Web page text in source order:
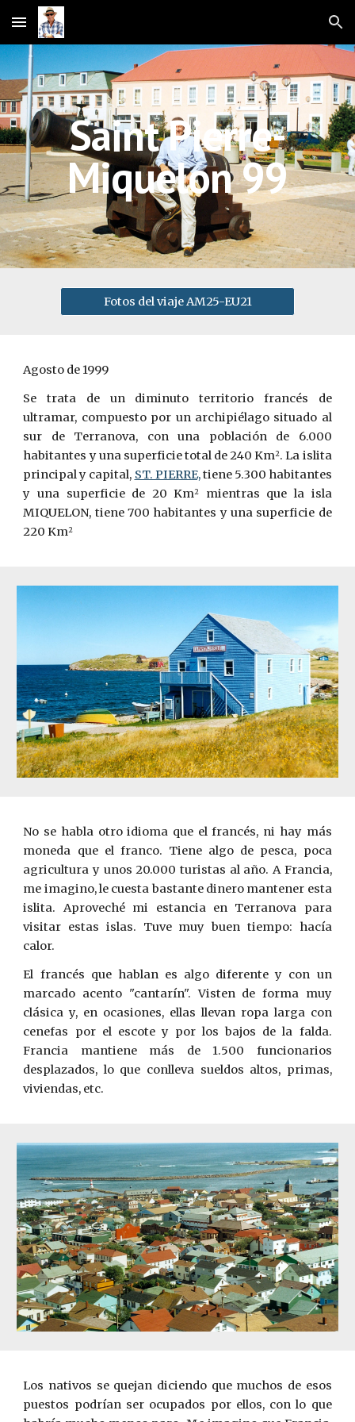
Skip to main content Skip to navigation
Saint Pierre-
Miquelon 99
Fotos del viaje AM25-EU21
Agosto de 1999
Se trata de un diminuto territorio francés de
ultramar, compuesto por un archipiélago situado al
sur de Terranova, con una población de 6.000
habitantes y una superficie total de 240 Km2. La islita
principal y capital, ST. PIERRE,tiene 5.300 habitantes
y una superficie de 20 Km2
mientras que la isla
MIQUELON, tiene 700 habitantes y una superficie de
220 Km2
No se habla otro idioma que el francés, ni hay más
moneda que el franco. Tiene algo de pesca, poca
agricultura y unos 20.000 turistas al año. A Francia,
me imagino, le cuesta bastante dinero mantener esta
islita. Aproveché mi estancia en Terranova para
visitar estas islas. Tuve muy buen tiempo: hacía
calor.
El francés que hablan es algo diferente y con un
marcado acento "cantarín". Visten de forma muy
clásica y, en ocasiones, ellas llevan ropa larga con
cenefas por el escote y por los bajos de la falda.
Francia mantiene más de 1.500 funcionarios
desplazados, lo que conlleva sueldos altos, primas,
viviendas, etc.
Los nativos se quejan diciendo que muchos de esos
puestos podrían ser ocupados por ellos, con lo que